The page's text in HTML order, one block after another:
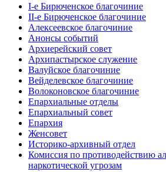
I-е Бирюченское благочиние
II-е Бирюченское благочиние
Алексеевское благочиние
Анонсы событий
Архиерейский совет
Архипастырское служение
Валуйское благочиние
Вейделевское благочиние
Волоконовское благочиние
Епархиальные отделы
Епархиальный совет
Епархия
Женсовет
Историко-архивный отдел
Комиссия по противодействию
наркотической угрозам